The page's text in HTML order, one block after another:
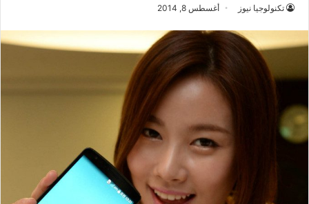
تكنولوجيا نيوز أغسطس 8, 2014